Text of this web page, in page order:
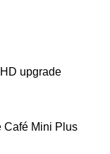
upgrade
Café Mini Plus